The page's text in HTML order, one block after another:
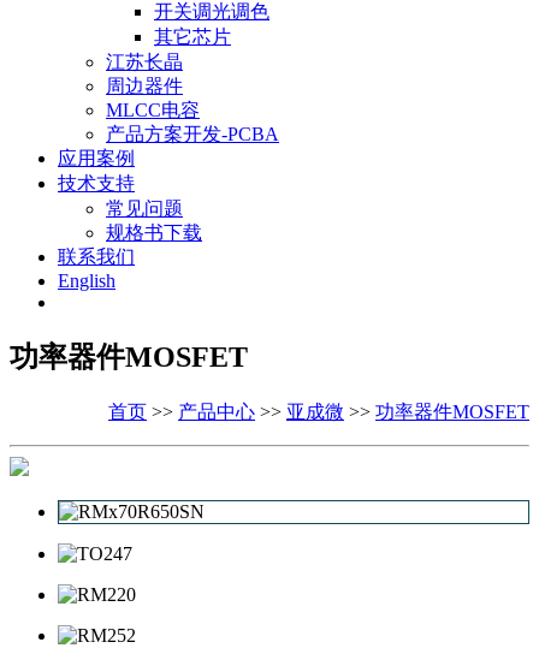
开关调光调色
其它芯片
江苏长晶
周边器件
MLCC电容
产品方案开发-PCBA
应用案例
技术支持
常见问题
规格书下载
联系我们
English
功率器件MOSFET
首页 >> 产品中心 >> 亚成微 >> 功率器件MOSFET